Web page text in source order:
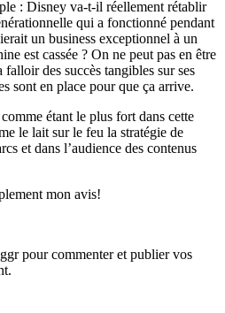
: Disney va-t-il réellement rétablir
qui a fonctionné pendant
un business exceptionnel à un
est cassée ? On ne peut pas en être
des succès tangibles sur ses
sont en place pour que ça arrive.
étant le plus fort dans cette
le lait sur le feu la stratégie de
et dans l’audience des contenus
mon avis!
pour commenter et publier vos